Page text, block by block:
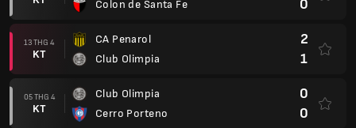
Colon de Santa Fe
0
13 THG 4
KT
CA Penarol
Club Olimpia
2
1
05 THG 4
KT
Club Olimpia
Cerro Porteno
0
0